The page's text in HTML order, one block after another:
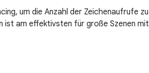
um die Anzahl der Zeichenaufrufe zu
ist am effektivsten für große Szenen mit